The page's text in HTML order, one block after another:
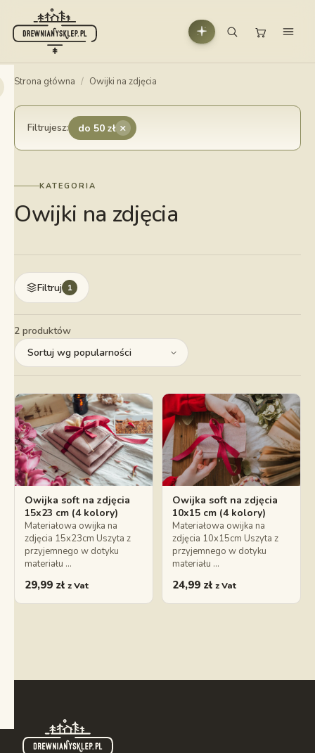
Strona główna / Owijki na zdjęcia
Filtrujesz: do 50 zł ×
KATEGORIA
Owijki na zdjęcia
Filtruj 1
2 produktów
Owijka soft na zdjęcia
15x23 cm (4 kolory)
Materiałowa owijka na
zdjęcia 15x23cm Uszyta z
przyjemnego w dotyku
materiału …
29,99 zł z Vat
Owijka soft na zdjęcia
10x15 cm (4 kolory)
Materiałowa owijka na
zdjęcia 10x15cm Uszyta z
przyjemnego w dotyku
materiału …
24,99 zł z Vat